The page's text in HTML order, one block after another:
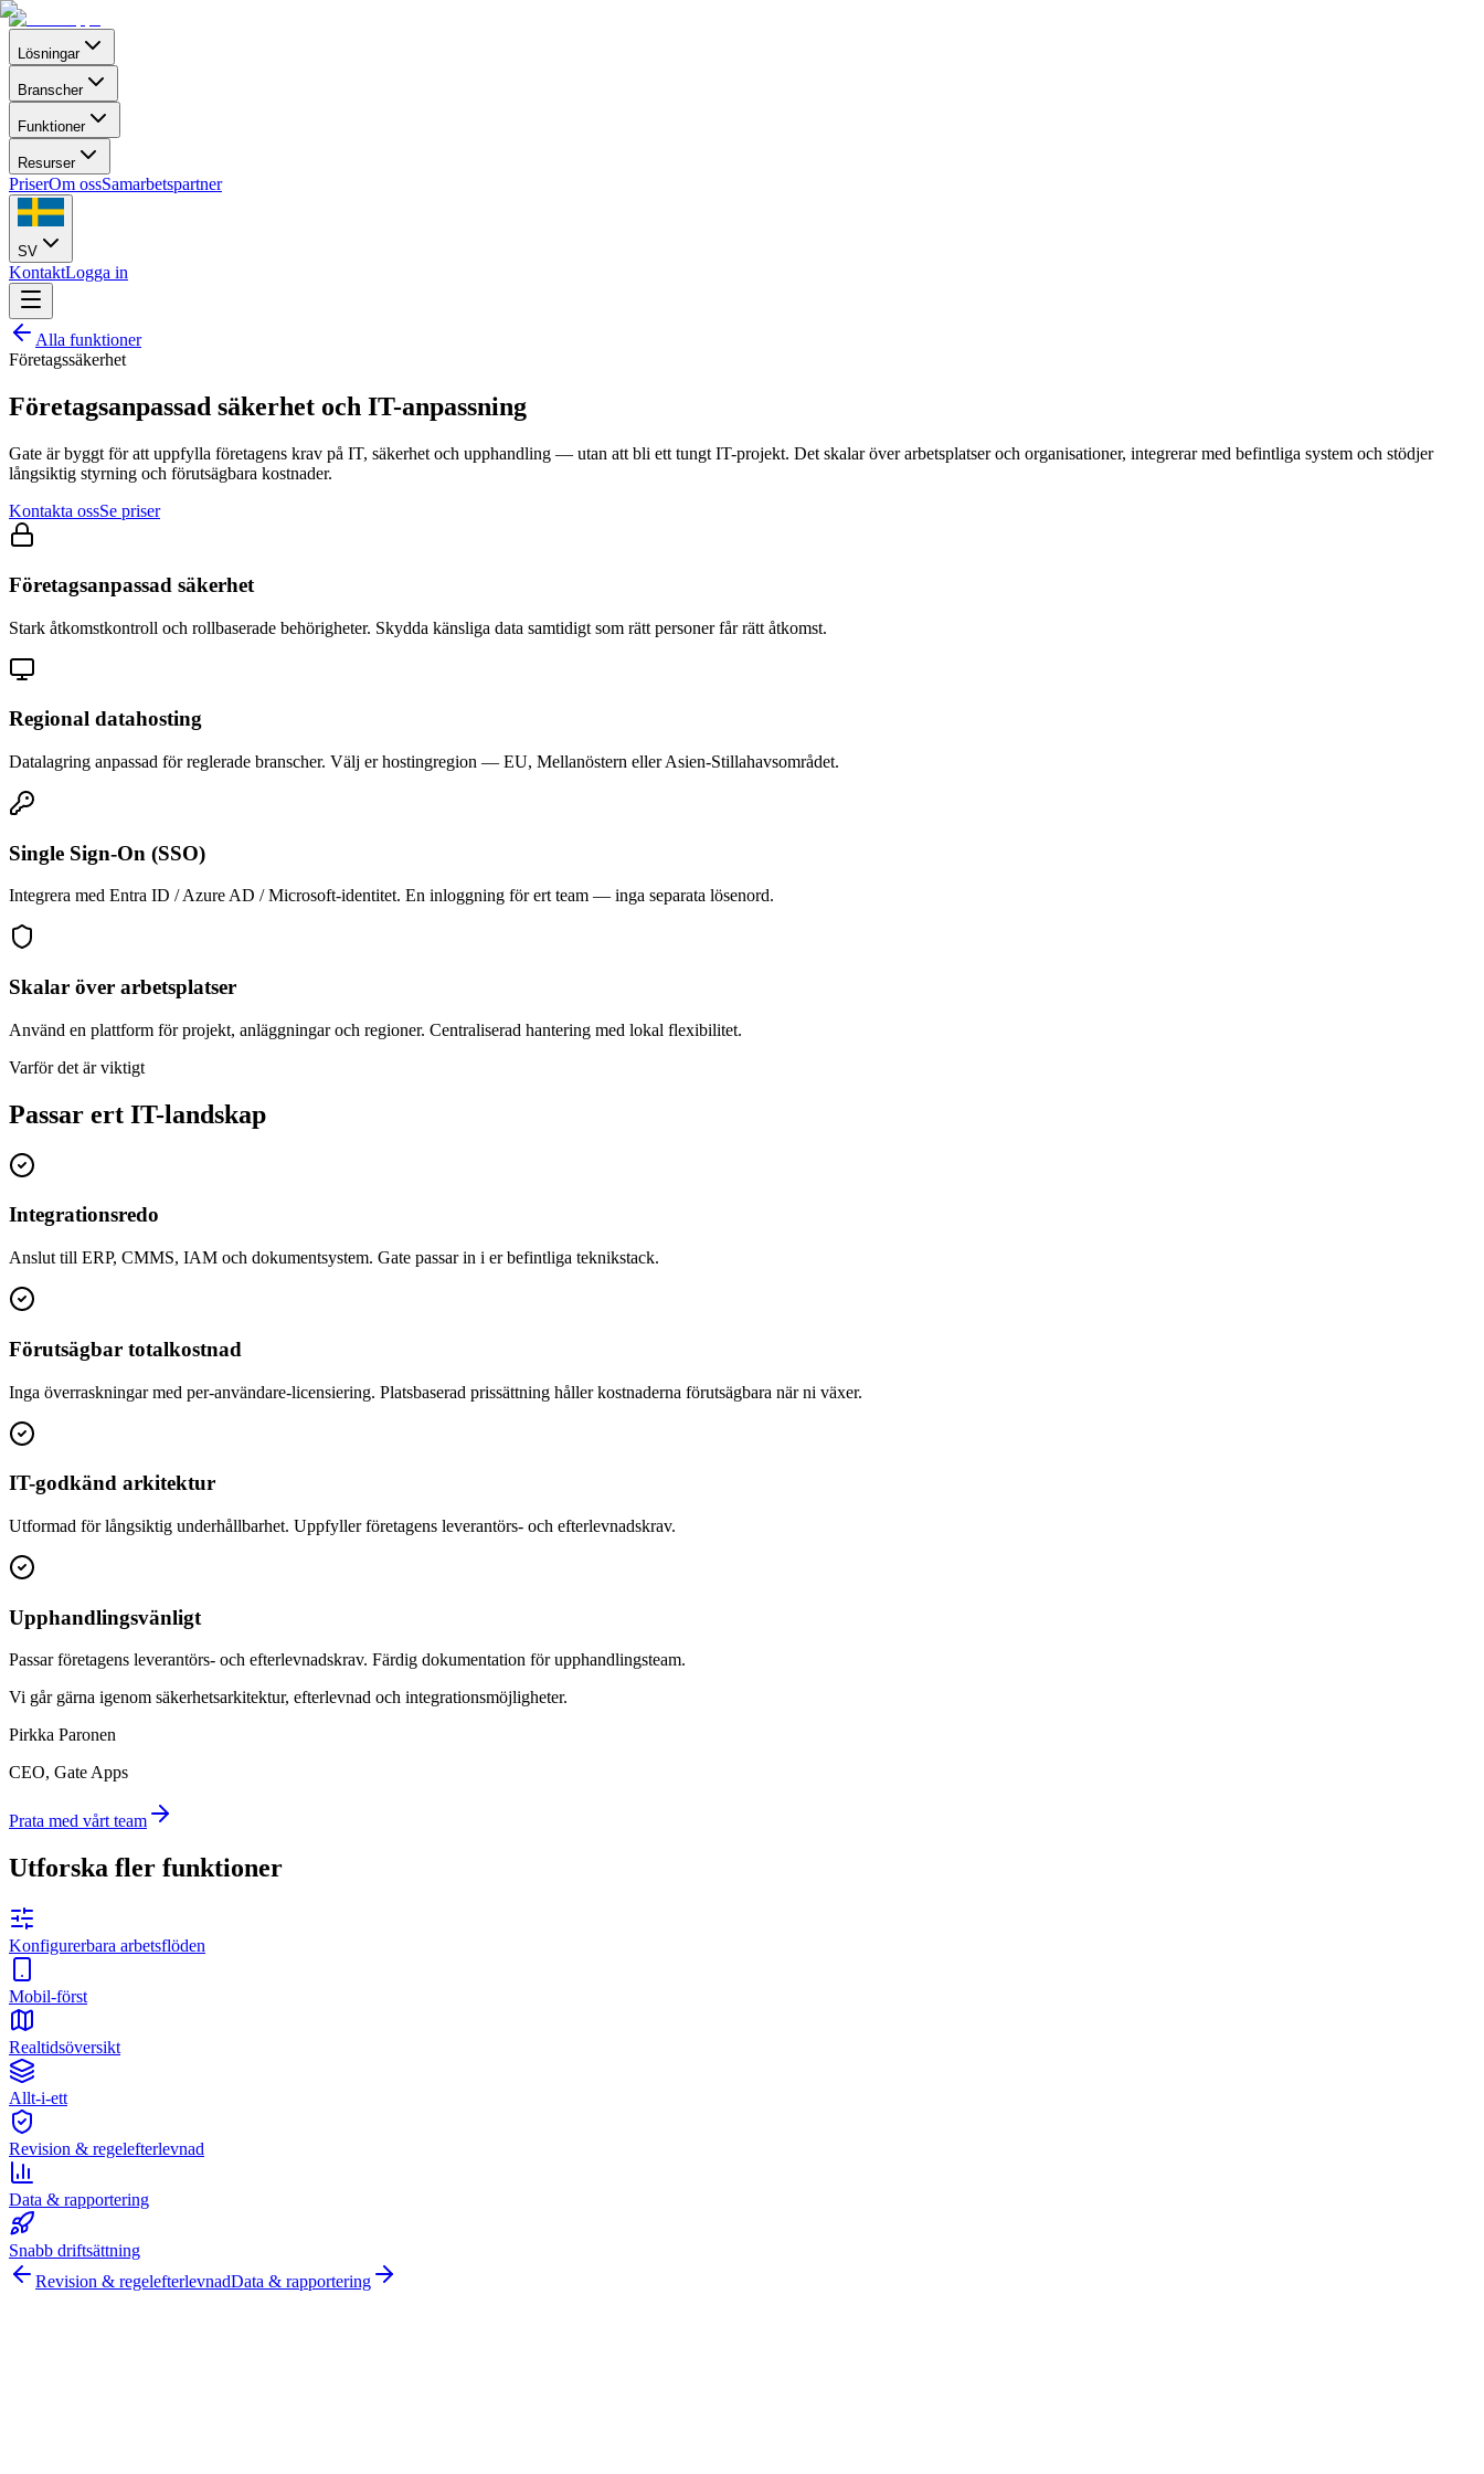
Lösningar
Branscher
Funktioner
Resurser
PriserOm ossSamarbetspartner
SV
KontaktLogga in
Alla funktioner
Företagssäkerhet
Företagsanpassad säkerhet och IT-anpassning
Gate är byggt för att uppfylla företagens krav på IT, säkerhet och upphandling — utan att bli ett tungt IT-projekt. Det skalar över arbetsplatser och organisationer, integrerar med befintliga system och stödjer
långsiktig styrning och förutsägbara kostnader.
Kontakta ossSe priser
Företagsanpassad säkerhet
Stark åtkomstkontroll och rollbaserade behörigheter. Skydda känsliga data samtidigt som rätt personer får rätt åtkomst.
Regional datahosting
Datalagring anpassad för reglerade branscher. Välj er hostingregion — EU, Mellanöstern eller Asien-Stillahavsområdet.
Single Sign-On (SSO)
Integrera med Entra ID / Azure AD / Microsoft-identitet. En inloggning för ert team — inga separata lösenord.
Skalar över arbetsplatser
Använd en plattform för projekt, anläggningar och regioner. Centraliserad hantering med lokal flexibilitet.
Varför det är viktigt
Passar ert IT-landskap
Integrationsredo
Anslut till ERP, CMMS, IAM och dokumentsystem. Gate passar in i er befintliga teknikstack.
Förutsägbar totalkostnad
Inga överraskningar med per-användare-licensiering. Platsbaserad prissättning håller kostnaderna förutsägbara när ni växer.
IT-godkänd arkitektur
Utformad för långsiktig underhållbarhet. Uppfyller företagens leverantörs- och efterlevnadskrav.
Upphandlingsvänligt
Passar företagens leverantörs- och efterlevnadskrav. Färdig dokumentation för upphandlingsteam.
Vi går gärna igenom säkerhetsarkitektur, efterlevnad och integrationsmöjligheter.
Pirkka Paronen
CEO, Gate Apps
Prata med vårt team
Utforska fler funktioner
Konfigurerbara arbetsflöden
Mobil-först
Realtidsöversikt
Allt-i-ett
Revision & regelefterlevnad
Data & rapportering
Snabb driftsättning
Revision & regelefterlevnadData & rapportering